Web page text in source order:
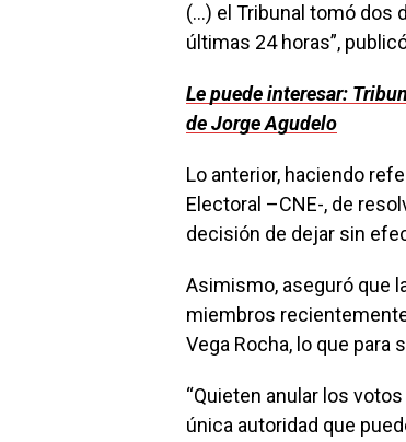
(…) el Tribunal tomó dos
últimas 24 horas”,
Le puede interesar:
de Jorge Agudelo
Lo anterior, haciendo
Electoral –CNE-, de
decisión de dejar sin
Asimismo, aseguró que
miembros
Vega Rocha, lo que para
“Quieten anular los
única autoridad que